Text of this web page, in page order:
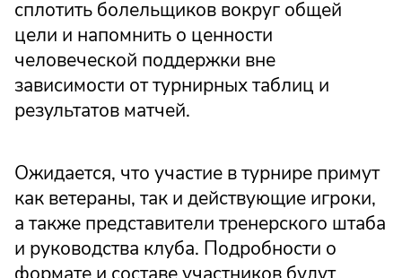
сплотить болельщиков вокруг общей
цели и напомнить о ценности
человеческой поддержки вне
зависимости от турнирных таблиц и
результатов матчей.
Ожидается, что участие в турнире примут
как ветераны, так и действующие игроки,
а также представители тренерского штаба
и руководства клуба. Подробности о